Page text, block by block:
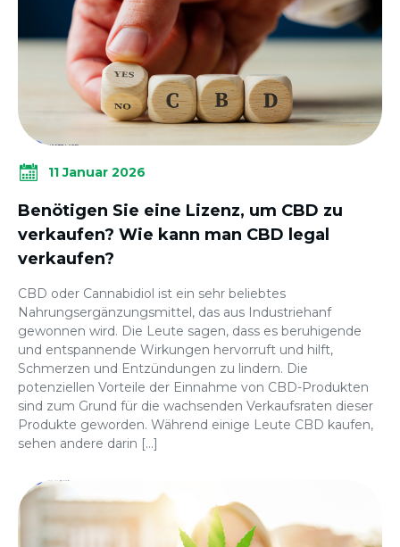
11 Januar 2026
Benötigen Sie eine Lizenz, um CBD zu
verkaufen? Wie kann man CBD legal
verkaufen?
CBD oder Cannabidiol ist ein sehr beliebtes
Nahrungsergänzungsmittel, das aus Industriehanf
gewonnen wird. Die Leute sagen, dass es beruhigende
und entspannende Wirkungen hervorruft und hilft,
Schmerzen und Entzündungen zu lindern. Die
potenziellen Vorteile der Einnahme von CBD-Produkten
sind zum Grund für die wachsenden Verkaufsraten dieser
Produkte geworden. Während einige Leute CBD kaufen,
sehen andere darin […]